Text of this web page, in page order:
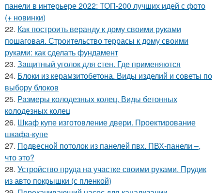
панели в интерьере 2022: ТОП-200 лучших идей с фото
(+ новинки)
22. Как построить веранду к дому своими руками
пошаговая. Строительство террасы к дому своими
руками: как сделать фундамент
23. Защитный уголок для стен. Где применяются
24. Блоки из керамзитобетона. Виды изделий и советы по
выбору блоков
25. Размеры колодезных колец. Виды бетонных
колодезных колец
26. Шкаф купе изготовление двери. Проектирование
шкафа-купе
27. Подвесной потолок из панелей пвх. ПВХ-панели –,
что это?
28. Устройство пруда на участке своими руками. Прудик
из авто покрышки (с пленкой)